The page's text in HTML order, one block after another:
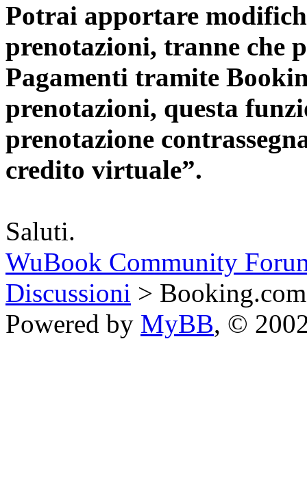
Potrai apportare
prenotazioni, tranne che
Pagamenti tramite
prenotazioni, questa
prenotazione
credito virtuale”.
Saluti.
WuBook Community
Discussioni >
Powered by MyBB, ©